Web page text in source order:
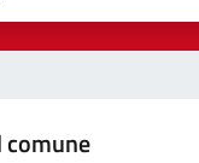
5 stelle su 5
4 stelle su 5
su 5
su 5